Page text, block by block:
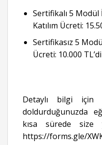
Sertifikalı 5
Katılım Ücreti:
Sertifikasız 5
Ücreti: 10.000
Detaylı bilgi için
doldurduğunuzda
kısa sürede size
https://forms.gle/